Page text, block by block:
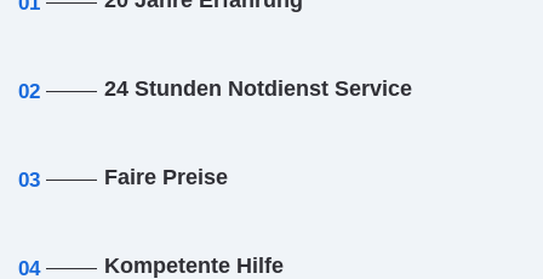
02 24 Stunden Notdienst Service
03 Faire Preise
04 Kompetente Hilfe